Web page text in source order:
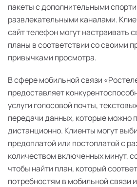
пакеты с дополнительными
развлекательными каналами.
сайт телефон могут настраивать
планы в соответствии со своими
привычками просмотра.
В сфере мобильной связи
предоставляет
услуги голосовой почты,
передачи данных, которые можно
дистанционно. Клиенты могут
предоплатой или постоплатой с
количеством включенных минут,
чтобы найти план, который
потребностям в мобильной связи